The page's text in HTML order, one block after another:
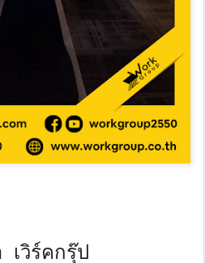
เวิร์คกรุ๊ป